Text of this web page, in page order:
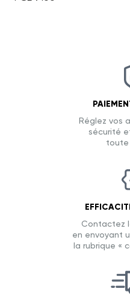
Réglez vos
sécurité
toute
Contactez
en envoyant
la rubrique «